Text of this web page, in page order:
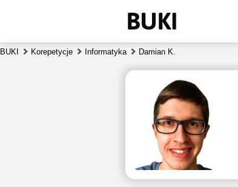
BUKI Korepetycje Informatyka Damian K.
nie
9